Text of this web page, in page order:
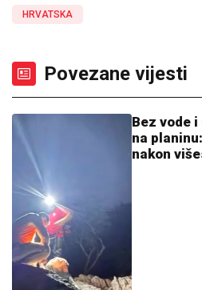
HRVATSKA
Povezane vijesti
Bez vode
na
nakon